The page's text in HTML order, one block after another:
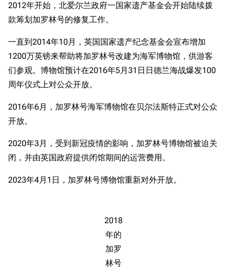
2012年开始，北爱尔兰政府一国家遗产基金会开始陆续拨
款筹划加罗林号的修复工作。
一直到2014年10月，英国国家遗产纪念基金会宣布增加
1200万英镑来帮助将加罗林号改建为海军博物馆，供游客
们参观。博物馆预计在2016年5月31日日德兰海战爆发100
周年仪式上对公众开放。
2016年6月，加罗林号海军博物馆在贝尔法斯特正式对公众
开放。
2020年3月，受到新冠疫情的影响，加罗林号博物馆被迫关
闭，并由英国政府提供闭馆期间的运营费用。
2023年4月1日，加罗林号博物馆重新对外开放。
2018
年的
加罗
林号